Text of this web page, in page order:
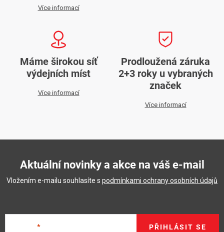
Více informací
Máme širokou síť
výdejních míst
Více informací
Prodloužená záruka
2+3 roky u vybraných
značek
Více informací
Aktuální novinky a akce na váš e-mail
Vložením e-mailu souhlasíte s podmínkami ochrany osobních údajů
PŘIHLÁSIT SE